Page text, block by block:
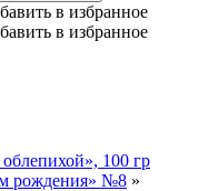
в избранное
в избранное
100 гр
рождения» №8 »